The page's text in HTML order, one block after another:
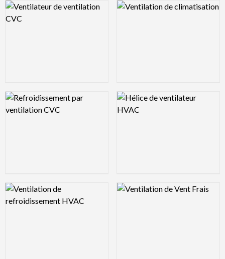
Logo Preview Image Logo Preview Image
Logo Preview Image Logo Preview Image
Logo Preview Image Logo Preview Image